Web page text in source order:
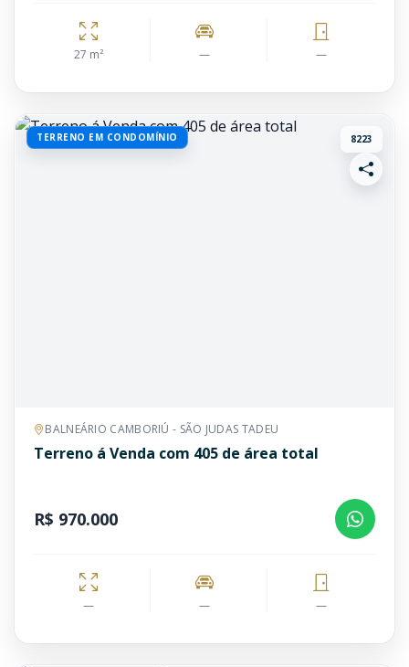
27 m² — —
TERRENO EM CONDOMÍNIO 8223
BALNEÁRIO CAMBORIÚ - SÃO JUDAS TADEU
Terreno á Venda com 405 de área total
R$ 970.000
— — —